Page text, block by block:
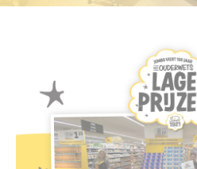
Vacatures en Solliciteren
Werken en leren
Jumbo.com
BBQ gigant webshop